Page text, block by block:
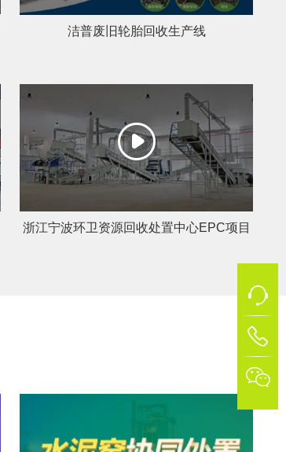
洁普废旧轮胎回收生产线
浙江宁波环卫资源回收处置中心EPC项目
